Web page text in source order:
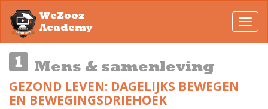
WeZooz
Academy
Mens & samenleving
GEZOND LEVEN: DAGELIJKS BEWEGEN
EN BEWEGINGSDRIEHOEK